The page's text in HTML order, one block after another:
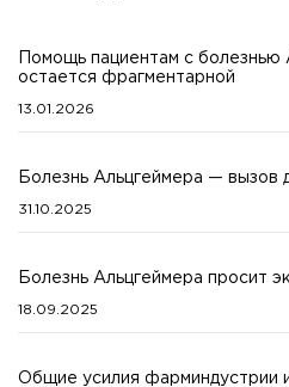
Помощь пациентам с болезнью
остается фрагментарной
13.01.2026
Болезнь Альцгеймера — вызов
31.10.2025
Болезнь Альцгеймера просит
18.09.2025
Общие усилия фарминдустрии